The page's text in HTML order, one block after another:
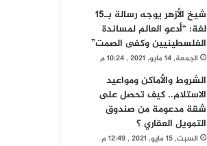
شيخ الأزهر يوجه رسالة بـ15
لغة: “أدعو العالم لمساندة
الفلسطينيين وكفى الصمت”
الجمعة, 14 مايو, 2021 , 10:24 م
الشروط والأماكن ومواعيد
الاستلام.. كيف تحصل على
شقة مدعومة من صندوق
التمويل العقاري ؟
السبت, 15 مايو, 2021 , 12:49 م